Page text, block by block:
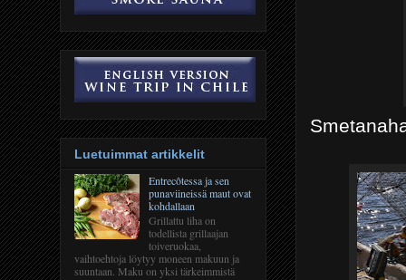
Luetuimmat artikkelit
Entrecôtessa ja sen
punaviineissä maut ovat
kohdallaan
Grillattu liha on
todellista grillaajan
toiveruokaa,
vaihtoehtoja löytyy moneen makuun ja
suuntaan. Maku on yksi tärkeimmistä